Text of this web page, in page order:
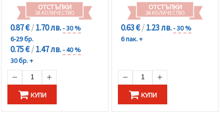
ОТСТЪПКИ
ЗА КОЛИЧЕСТВО
0.87 €/1.70 лв.- 30 %
6-29 бр.
0.75 €/1.47 лв.- 40 %
30 бр. +
КУПИ
ОТСТЪПКИ
ЗА КОЛИЧЕСТВО
0.63 €/1.23 лв.- 30 %
6 пак. +
КУПИ